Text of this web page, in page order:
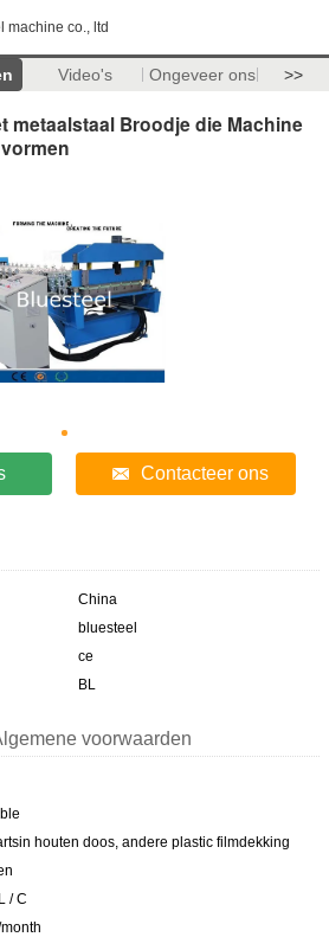
machine co., ltd
Video's Ongeveer ons >>
metaalstaal Broodje die Machine
Contacteer ons
China
bluesteel
ce
BL
voorwaarden
houten doos, andere plastic filmdekking
/ C